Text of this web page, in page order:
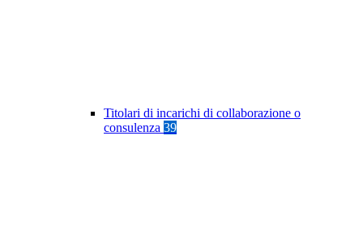
Titolari di incarichi di collaborazione o
consulenza 39